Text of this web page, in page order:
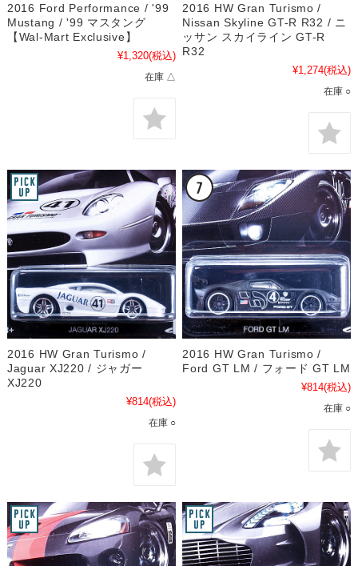
2016 Ford Performance / '99
Mustang / '99 マスタング
【Wal-Mart Exclusive】
¥1,320(税込)
在庫 △
2016 HW Gran Turismo /
Nissan Skyline GT-R R32 / ニ
ッサン スカイライン GT-R
R32
¥1,274(税込)
在庫 ○
2016 HW Gran Turismo /
Jaguar XJ220 / ジャガー
XJ220
¥814(税込)
在庫 ○
2016 HW Gran Turismo /
Ford GT LM / フォード GT LM
¥814(税込)
在庫 ○